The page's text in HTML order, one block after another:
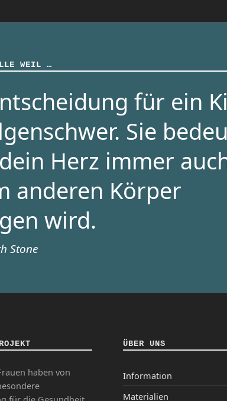
WEIL …
für ein
Sie
Herz immer
anderen Körper
wird.
Stone
haben von
ÜBER UNS
Information
Materialien